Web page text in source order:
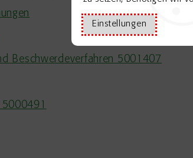
Einstellungen
Beschwerdeverfahren 5001407